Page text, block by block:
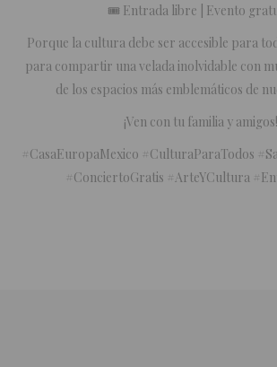
🎟️ Entrada libre | Evento
Porque la cultura debe ser accesible para
para compartir una velada inolvidable con
de los espacios más emblemáticos de
¡Ven con tu familia y amigos!
#CasaEuropaMexico #CulturaParaTodos
#ConciertoGratis #ArteYCultura